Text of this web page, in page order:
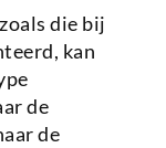
die bij
kan
de
de